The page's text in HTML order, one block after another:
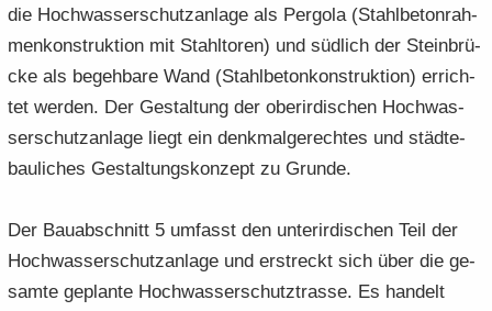
die Hoch­was­ser­schutz­an­la­ge als Per­go­la (Stahl­be­ton­rah­
men­kon­struk­ti­on mit Stahl­to­ren) und süd­lich der Stein­brü­
cke als be­geh­ba­re Wand (Stahl­be­ton­kon­struk­ti­on) er­rich­
tet wer­den. Der Ge­stal­tung der ober­ir­di­schen Hoch­was­
ser­schutz­an­la­ge liegt ein denk­mal­ge­rech­tes und städ­te­
bau­li­ches Ge­stal­tungs­kon­zept zu Grun­de.
Der Bau­ab­schnitt 5 um­fasst den un­ter­ir­di­schen Teil der
Hoch­was­ser­schutz­an­la­ge und er­streckt sich über die ge­
sam­te ge­plan­te Hoch­was­ser­schutz­tras­se. Es han­delt